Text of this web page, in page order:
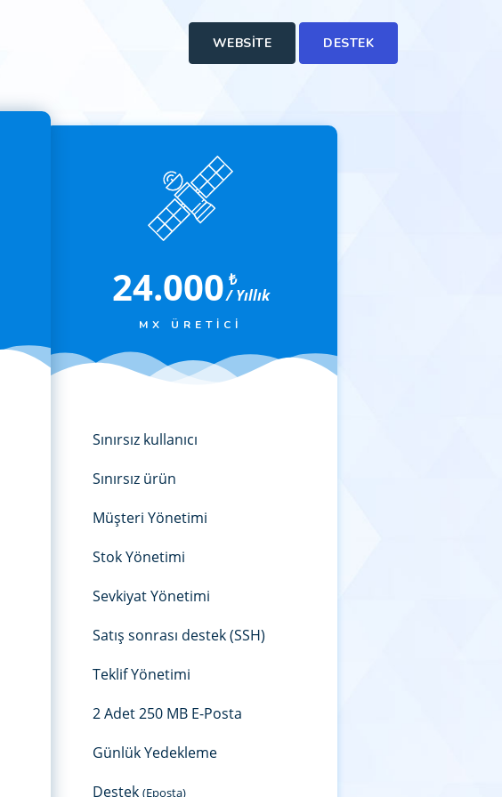
WEBSITE DESTEK
24.000 ₺
/ Yıllık
MX ÜRETICI
Sınırsız kullanıcı
Sınırsız ürün
Müşteri Yönetimi
Stok Yönetimi
Sevkiyat Yönetimi
Satış sonrası destek (SSH)
Teklif Yönetimi
2 Adet 250 MB E-Posta
Günlük Yedekleme
Destek (Eposta)